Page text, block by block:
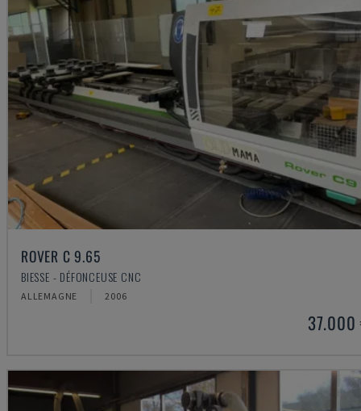
ROVER C 9.65
BIESSE - DÉFONCEUSE CNC
ALLEMAGNE 2006
37.000